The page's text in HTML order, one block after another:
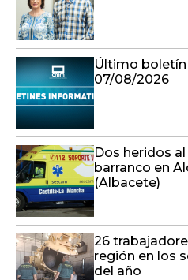
Último
07/08/2026
Dos heridos
barranco en
(Albacete)
26
región en los
del año